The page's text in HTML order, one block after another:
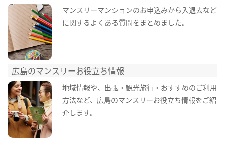
マンスリーマンションのお申込みから入退去など
に関するよくある質問をまとめました。
広島のマンスリーお役立ち情報
地域情報や、出張・観光旅行・おすすめのご利用
方法など、広島のマンスリーお役立ち情報をご紹
介します。